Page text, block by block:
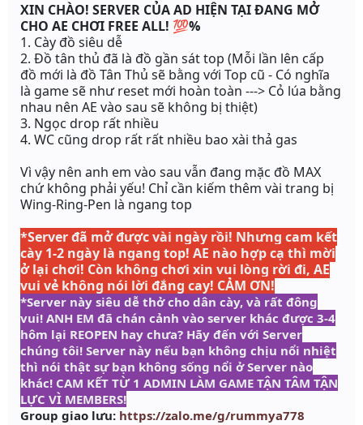
XIN CHÀO! SERVER CỦA AD HIỆN TẠI ĐANG MỞ
CHO AE CHƠI FREE ALL! 💯%
1. Cày đồ siêu dễ
2. Đồ tân thủ đã là đồ gần sát top (Mỗi lần lên cấp
đồ mới là đồ Tân Thủ sẽ bằng với Top cũ - Có nghĩa
là game sẽ như reset mới hoàn toàn ---> Cỏ lúa bằng
nhau nên AE vào sau sẽ không bị thiệt)
3. Ngọc drop rất nhiều
4. WC cũng drop rất rất nhiều bao xài thả gas
Vì vậy nên anh em vào sau vẫn đang mặc đồ MAX
chứ không phải yếu! Chỉ cần kiếm thêm vài trang bị
Wing-Ring-Pen là ngang top
*Server đã mở được vài ngày rồi! Nhưng cam kết
cày 1-2 ngày là ngang top! AE nào hợp cạ thì mời
ở lại chơi! Còn không chơi xin vui lòng rời đi, AE
vui vẻ không nói lời đắng cay! CẢM ƠN!
*Server này siêu dễ thở cho dân cày, và rất đông
vui! ANH EM đã chán cảnh vào server khác được 3-4
hôm lại REOPEN hay chưa? Hãy đến với Server
chúng tôi! Server này nếu bạn không chịu nổi nhiệt
thì nói thật sự bạn không sống nổi ở Server nào
khác! CAM KẾT TỪ 1 ADMIN LÀM GAME TẬN TÂM TẬN
LỰC VÌ MEMBERS!
Group giao lưu: https://zalo.me/g/rummya778